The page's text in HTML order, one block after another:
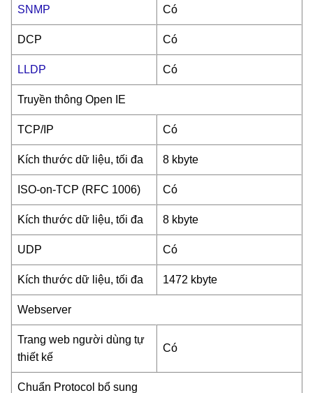
SNMP Có
DCP Có
LLDP Có
Truyền thông Open IE
TCP/IP Có
Kích thước dữ liệu, tối đa 8 kbyte
ISO-on-TCP (RFC 1006) Có
Kích thước dữ liệu, tối đa 8 kbyte
UDP Có
Kích thước dữ liệu, tối đa 1472 kbyte
Webserver
Trang web người dùng tự
thiết kế
Có
Chuẩn Protocol bổ sung